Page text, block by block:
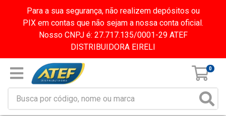
Para a sua segurança, não realizem depósitos ou
PIX em contas que não sejam a nossa conta oficial.
Nosso CNPJ é: 27.717.135/0001-29 ATEF
DISTRIBUIDORA EIRELI
0